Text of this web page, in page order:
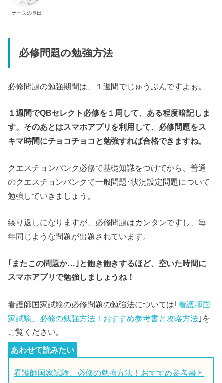
ナースの長田
必修問題の勉強方法
必修問題の勉強期間は、１週間でじゅうぶんですよぉ。
１週間でQBセレクト必修を１周して、ある程度暗記しま
す。 そのあとはスマホアプリを利用して、必修問題をス
キマ時間にチョコチョコと勉強すれば合格できますね。
クエスチョンバンク必修で基礎知識をつけてから、普通
のクエスチョンバンクで一般問題･状況設定問題について
勉強していきましょう。
繰り返しになりますが、必修問題はカンタンですし、毎
年同じような問題が出題されています。
｢またこの問題か…｣と飽き飽きするほど、空いた時間に
スマホアプリで勉強しましょうね！
看護師国家試験の必修問題の勉強法については｢看護師国
家試験、必修の勉強方法！おすすめ参考書と攻略方法 ｣を
ご覧ください。
看護師国家試験、必修の勉強方法！おすすめ参考書と